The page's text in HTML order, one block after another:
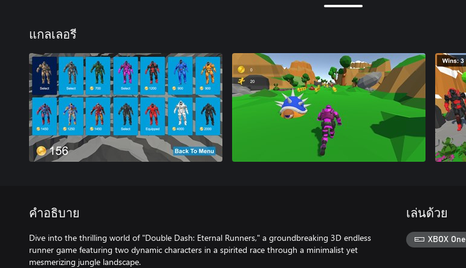
แกลเลอรี
คำอธิบาย
Dive into the thrilling world of "Double Dash: Eternal Runners," a groundbreaking 3D endless
runner game featuring two dynamic characters in a spirited race through a minimalist yet
mesmerizing jungle landscape.
เล่นด้วย
XBOX One